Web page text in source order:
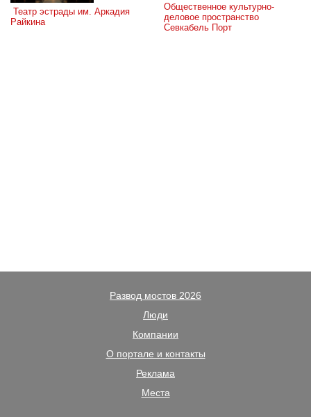
Райкина
Общественное культурно-
деловое пространство
Севкабель Порт
Развод мостов 2026
Люди
Компании
О портале и контакты
Реклама
Места